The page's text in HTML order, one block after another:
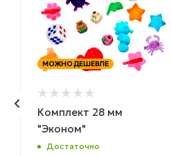
МОЖНО ДЕШЕВЛЕ
Комплект 28 мм
"Эконом"
Достаточно